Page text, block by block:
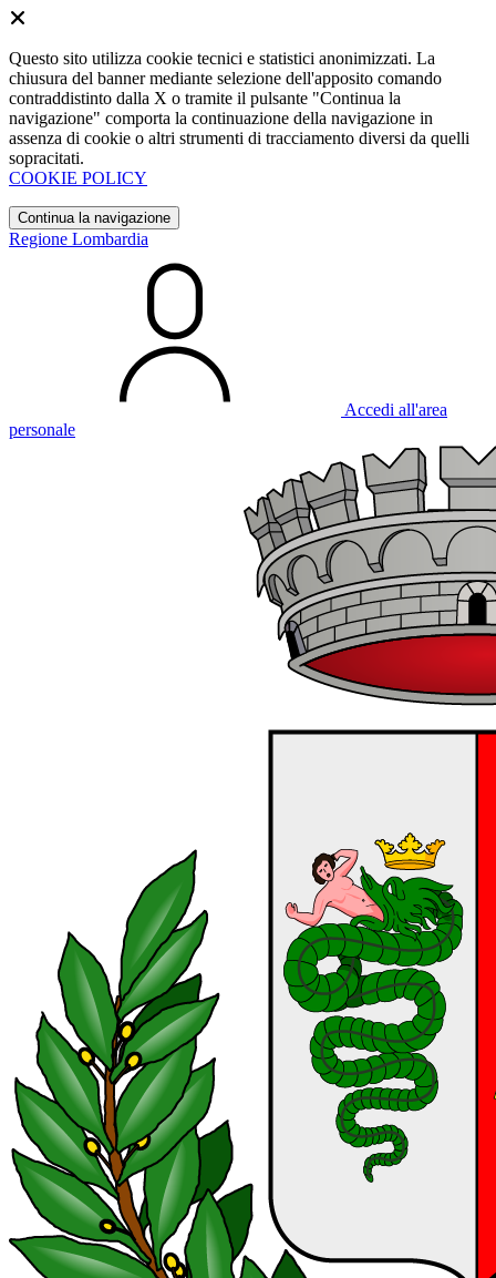
Questo sito utilizza cookie tecnici e statistici anonimizzati. La
chiusura del banner mediante selezione dell'apposito comando
contraddistinto dalla X o tramite il pulsante "Continua la
navigazione" comporta la continuazione della navigazione in
assenza di cookie o altri strumenti di tracciamento diversi da quelli
sopracitati.
COOKIE POLICY
Continua la navigazione
Regione Lombardia
Accedi all'area
personale